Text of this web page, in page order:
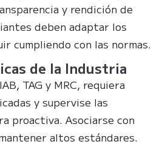
y rendición de
deben adaptar los
cumpliendo con las normas.
de la Industria
TAG y MRC, requiera
y supervise las
proactiva. Asociarse con
altos estándares.